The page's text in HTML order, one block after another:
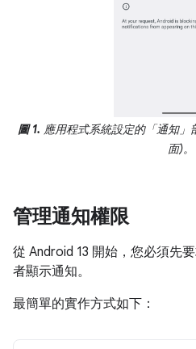
圖 1. 應用程式系統設定的「通知」
面)。
管理通知權限
從 Android 13 開始，您必須先
者顯示通知。
最簡單的實作方式如下：